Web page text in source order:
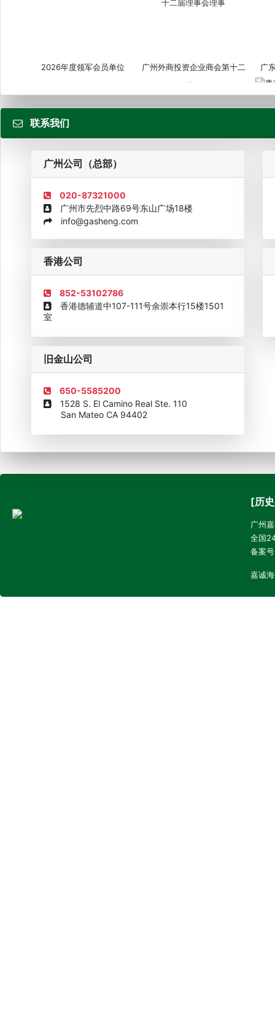
2026年度领军会员单位
广州外商投资企业商会第十二
届...
广
企业诚信AAAAA奖牌2015 欧美澳最具价值品牌移民机构
联系我们
广州公司（总部）
020-87321000
广州市先烈中路69号东山广场18楼
info@gasheng.com
香港公司
852-53102786
香港德辅道中107-111号余崇本行15楼1501
室
旧金山公司
650-5585200
1528 S. El Camino Real Ste. 110
San Mateo CA 94402
[历
广州
全国
备案
嘉诚